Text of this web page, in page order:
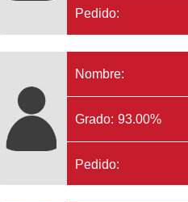
Pedido:
Nombre:
Grado: 93.00%
Pedido: